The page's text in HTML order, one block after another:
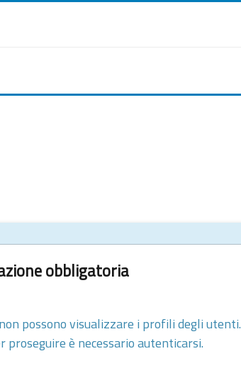
obbligatoria
possono visualizzare i profili degli utenti.
proseguire è necessario autenticarsi.